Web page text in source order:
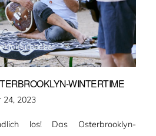
WINTERTIME
24, 2023
los! Das Osterbrooklyn-